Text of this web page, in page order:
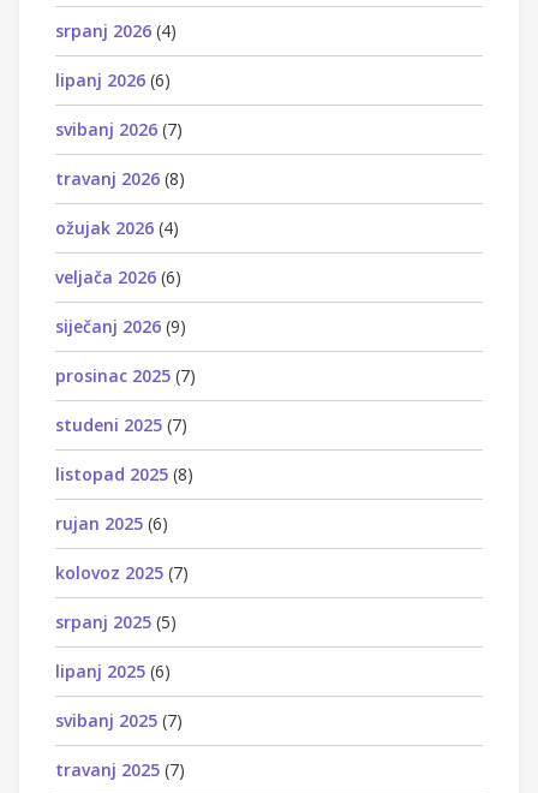
srpanj 2026 (4)
lipanj 2026 (6)
svibanj 2026 (7)
travanj 2026 (8)
ožujak 2026 (4)
veljača 2026 (6)
siječanj 2026 (9)
prosinac 2025 (7)
studeni 2025 (7)
listopad 2025 (8)
rujan 2025 (6)
kolovoz 2025 (7)
srpanj 2025 (5)
lipanj 2025 (6)
svibanj 2025 (7)
travanj 2025 (7)